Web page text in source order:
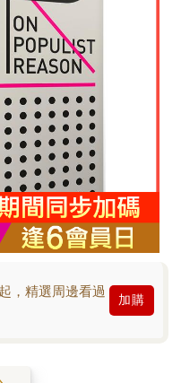
，精選周邊看過
加購